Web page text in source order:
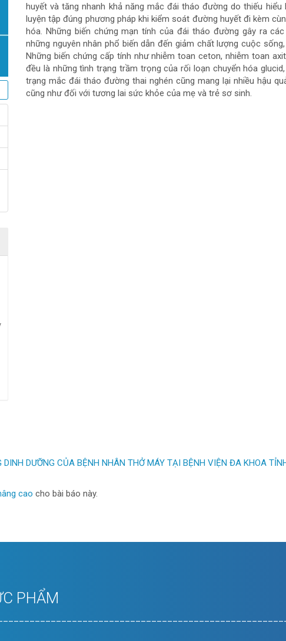
bài
viết
huyết và tăng nhanh khả năng mắc đái tháo đường do thiếu
luyện tập đúng phương pháp khi kiểm soát đường huyết đi kèm
hóa. Những biến chứng mạn tính của đái tháo đường gây ra
những nguyên nhân phổ biến dẫn đến giảm chất lượng cuộc
Những biến chứng cấp tính như nhiễm toan ceton, nhiễm toan
đều là những tình trạng trầm trọng của rối loạn chuyển hóa
trạng mắc đái tháo đường thai nghén cũng mang lại nhiều hậu
cũng như đối với tương lai sức khỏe của mẹ và trẻ sơ sinh.
DINH DƯỠNG CỦA BỆNH NHÂN THỞ MÁY TẠI BỆNH VIỆN ĐA KHOA
cao cho bài báo này.
PHẨM